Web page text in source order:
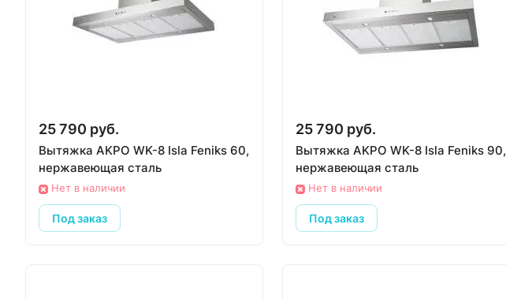
25 790 руб.
Вытяжка AKPO WK-8 Isla Feniks 60,
нержавеющая сталь
Нет в наличии
Под заказ
25 790 руб.
Вытяжка AKPO WK-8 Isla Feniks 90,
нержавеющая сталь
Нет в наличии
Под заказ